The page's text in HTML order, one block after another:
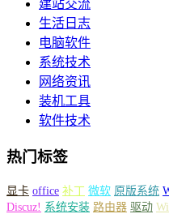
建站交流
生活日志
电脑软件
系统技术
网络资讯
装机工具
软件技术
热门标签
显卡 office 补丁 微软 原版系统
Discuz! 系统安装 路由器 驱动